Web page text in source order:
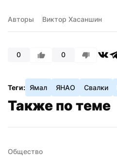
Авторы Виктор Хасаншин
0 0
Теги: Ямал ЯНАО Свалки
Также по теме
Общество